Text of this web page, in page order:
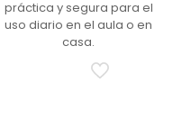
práctica y segura para el
uso diario en el aula o en
casa.